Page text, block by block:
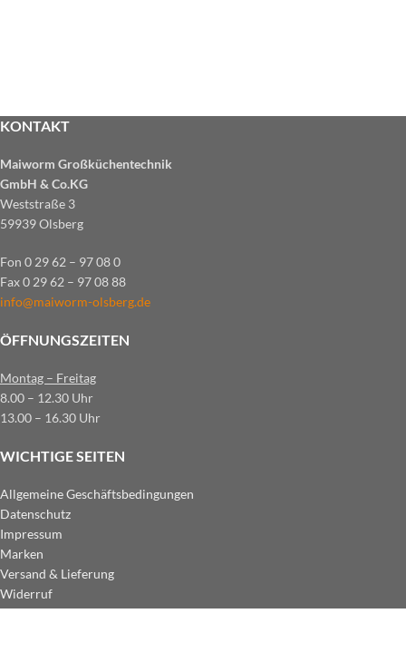
KONTAKT
Maiworm Großküchentechnik
GmbH & Co.KG
Weststraße 3
59939 Olsberg
Fon 0 29 62 – 97 08 0
Fax 0 29 62 – 97 08 88
info@maiworm-olsberg.de
ÖFFNUNGSZEITEN
Montag – Freitag
8.00 – 12.30 Uhr
13.00 – 16.30 Uhr
WICHTIGE SEITEN
Allgemeine Geschäftsbedingungen
Datenschutz
Impressum
Marken
Versand & Lieferung
Widerruf